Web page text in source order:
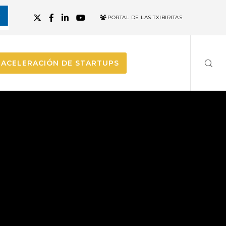
PORTAL DE LAS TXIBIRITAS
DE STARTUPS